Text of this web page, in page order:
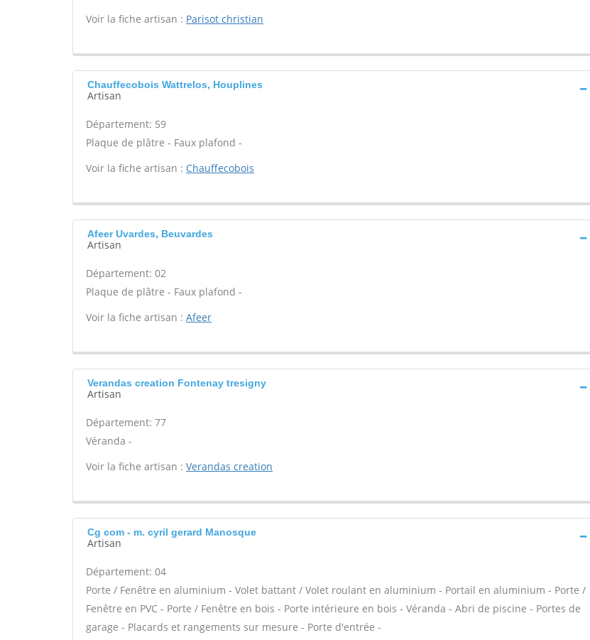
Voir la fiche artisan : Parisot christian
Chauffecobois Wattrelos, Houplines
Artisan
Département: 59
Plaque de plâtre - Faux plafond -
Voir la fiche artisan : Chauffecobois
Afeer Uvardes, Beuvardes
Artisan
Département: 02
Plaque de plâtre - Faux plafond -
Voir la fiche artisan : Afeer
Verandas creation Fontenay tresigny
Artisan
Département: 77
Véranda -
Voir la fiche artisan : Verandas creation
Cg com - m. cyril gerard Manosque
Artisan
Département: 04
Porte / Fenêtre en aluminium - Volet battant / Volet roulant en aluminium - Portail en aluminium - Porte /
Fenêtre en PVC - Porte / Fenêtre en bois - Porte intérieure en bois - Véranda - Abri de piscine - Portes de
garage - Placards et rangements sur mesure - Porte d'entrée -